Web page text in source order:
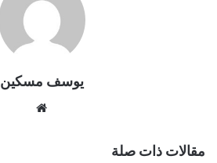
يوسف مسكين
مقالات ذات صلة